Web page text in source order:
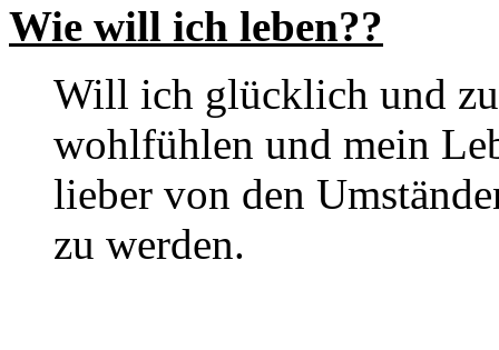
Wie will ich leben??
Will ich glücklich und
wohlfühlen und mein
lieber von den
zu werden.